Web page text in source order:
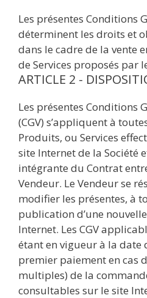
Les présentes Conditions
déterminent les droits et
dans le cadre de la vente
de Services proposés par
ARTICLE 2 -
Les présentes Conditions
(CGV) s’appliquent à
Produits, ou Services
site Internet de la Société
intégrante du Contrat
Vendeur. Le Vendeur se
modifier les présentes, à
publication d’une
Internet. Les CGV
étant en vigueur à la date
premier paiement en cas
multiples) de la
consultables sur le site